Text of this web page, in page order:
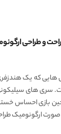
هایی که یک
سری های
بازی احساس
ارگونومیک